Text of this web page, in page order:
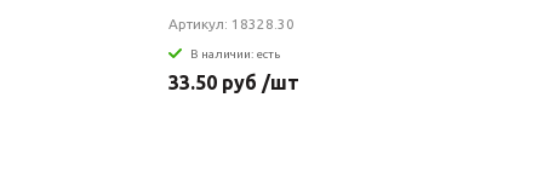
Артикул: 18328.30
В наличии: есть
33.50 руб /шт